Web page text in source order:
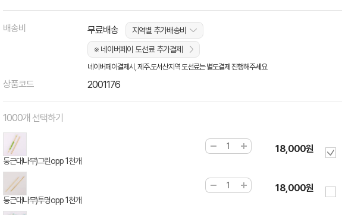
배송비 무료배송
지역별 추가배송비
※ 네이버페이 도선료 추가결제
네이버페이결제시, 제주.도서산지역 도선료는 별도결제 진행해주세요
상품코드 2001176
1000개 선택하기
둥근대나무)그린opp 1천개
18,000원
둥근대나무)투명opp 1천개
18,000원